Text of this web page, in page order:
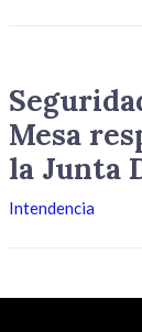
Mesa
la Junta
Intendencia